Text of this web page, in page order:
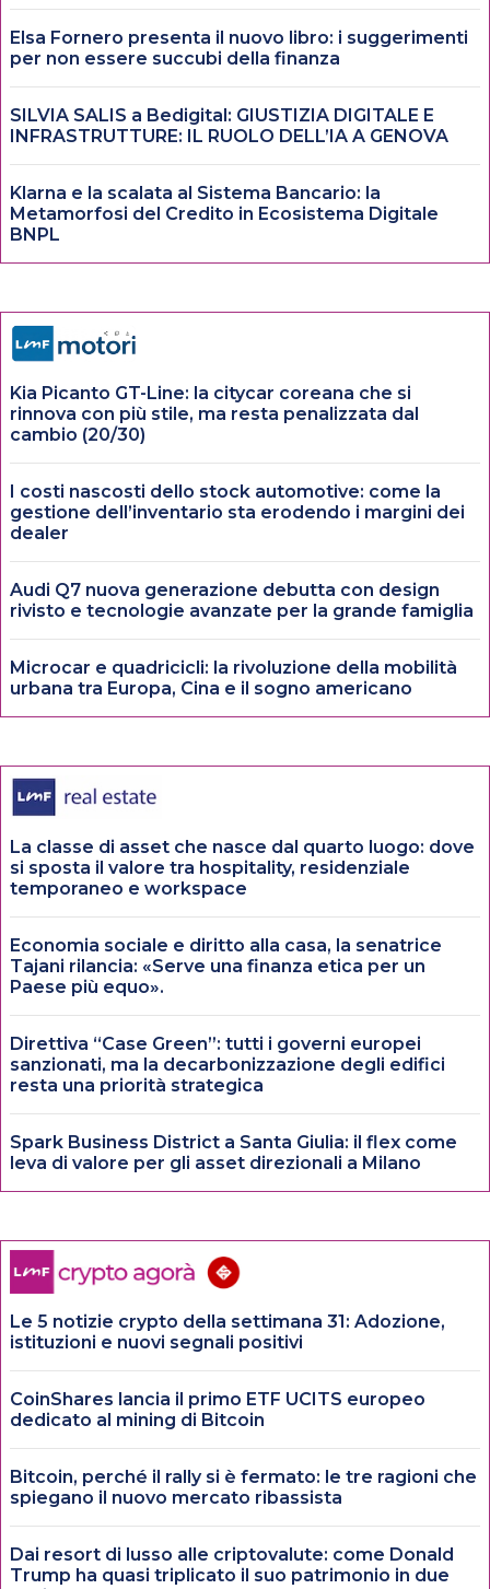
Elsa Fornero presenta il nuovo libro: i suggerimenti
per non essere succubi della finanza
SILVIA SALIS a Bedigital: GIUSTIZIA DIGITALE E
INFRASTRUTTURE: IL RUOLO DELL’IA A GENOVA
Klarna e la scalata al Sistema Bancario: la
Metamorfosi del Credito in Ecosistema Digitale
BNPL
Kia Picanto GT-Line: la citycar coreana che si
rinnova con più stile, ma resta penalizzata dal
cambio (20/30)
I costi nascosti dello stock automotive: come la
gestione dell’inventario sta erodendo i margini dei
dealer
Audi Q7 nuova generazione debutta con design
rivisto e tecnologie avanzate per la grande famiglia
Microcar e quadricicli: la rivoluzione della mobilità
urbana tra Europa, Cina e il sogno americano
La classe di asset che nasce dal quarto luogo: dove
si sposta il valore tra hospitality, residenziale
temporaneo e workspace
Economia sociale e diritto alla casa, la senatrice
Tajani rilancia: «Serve una finanza etica per un
Paese più equo».
Direttiva “Case Green”: tutti i governi europei
sanzionati, ma la decarbonizzazione degli edifici
resta una priorità strategica
Spark Business District a Santa Giulia: il flex come
leva di valore per gli asset direzionali a Milano
Le 5 notizie crypto della settimana 31: Adozione,
istituzioni e nuovi segnali positivi
CoinShares lancia il primo ETF UCITS europeo
dedicato al mining di Bitcoin
Bitcoin, perché il rally si è fermato: le tre ragioni che
spiegano il nuovo mercato ribassista
Dai resort di lusso alle criptovalute: come Donald
Trump ha quasi triplicato il suo patrimonio in due